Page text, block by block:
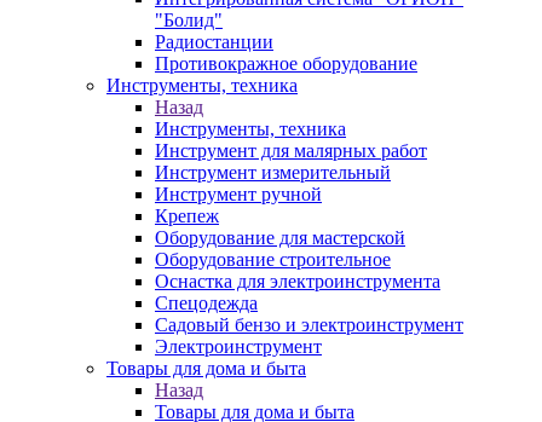
"Болид"
Радиостанции
Противокражное оборудование
Инструменты, техника
Назад
Инструменты, техника
Инструмент для малярных работ
Инструмент измерительный
Инструмент ручной
Крепеж
Оборудование для мастерской
Оборудование строительное
Оснастка для электроинструмента
Спецодежда
Садовый бензо и электроинструмент
Электроинструмент
Товары для дома и быта
Назад
Товары для дома и быта